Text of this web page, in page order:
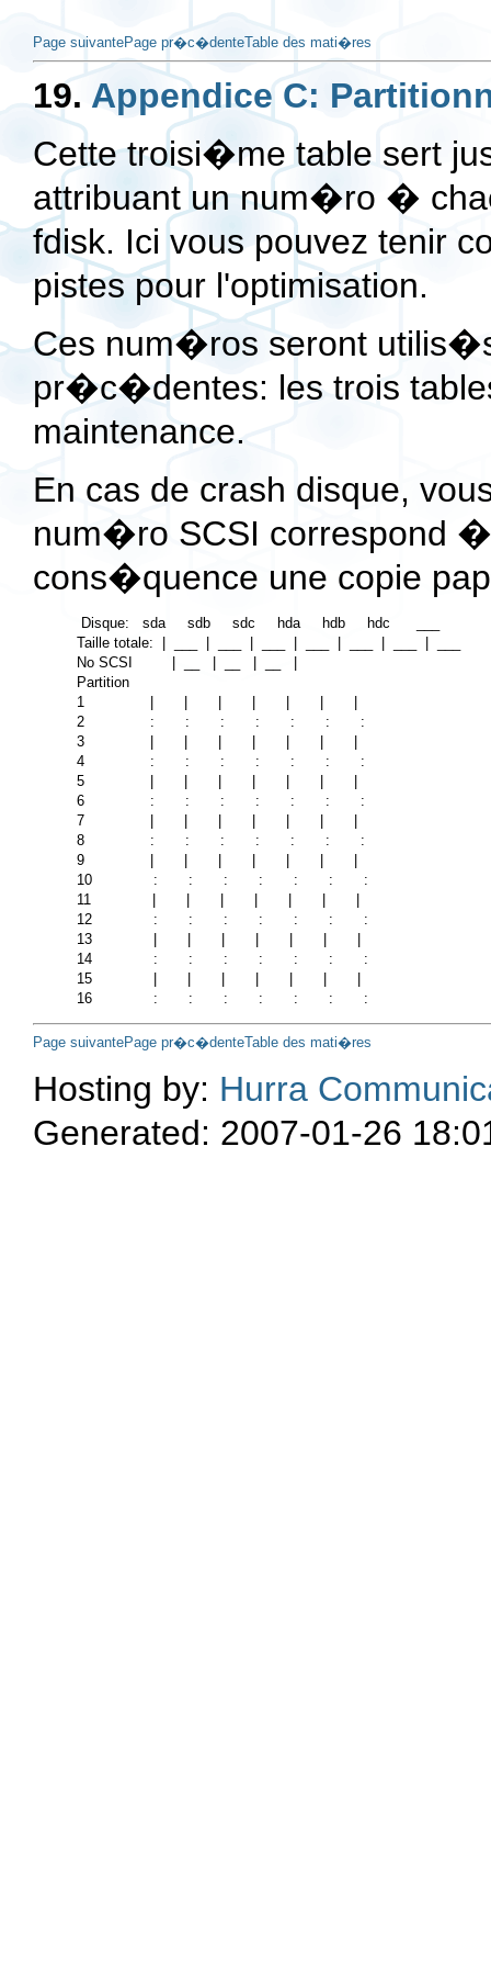
Page suivantePage pr�c�denteTable des mati�res
19. Appendice C:
Cette troisi�me table sert
attribuant un num�ro �
fdisk. Ici vous pouvez tenir
pistes pour l'optimisation.
Ces num�ros seront
pr�c�dentes: les trois
maintenance.
En cas de crash disque,
num�ro SCSI correspond
cons�quence une copie
Disque:   sda     sdb     sdc     hda     hdb     hdc      ___
Taille totale:  |  ___  |  ___  |  ___  |  ___  |  ___  |  ___  |  ___
No SCSI         |  __   |  __   |  __   |
Partition
1               |       |       |       |       |       |       |
2               :       :       :       :       :       :       :
3               |       |       |       |       |       |       |
4               :       :       :       :       :       :       :
5               |       |       |       |       |       |       |
6               :       :       :       :       :       :       :
7               |       |       |       |       |       |       |
8               :       :       :       :       :       :       :
9               |       |       |       |       |       |       |
10              :       :       :       :       :       :       :
11              |       |       |       |       |       |       |
12              :       :       :       :       :       :       :
13              |       |       |       |       |       |       |
14              :       :       :       :       :       :       :
15              |       |       |       |       |       |       |
Page suivantePage pr�c�denteTable des mati�res
Hosting by: Hurra
Generated: 2007-01-26